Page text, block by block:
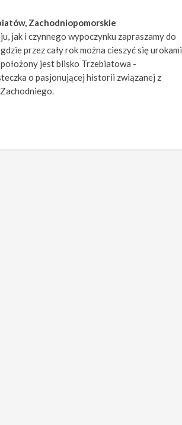
Zachodniopomorskie
jak i czynnego wypoczynku zapraszamy do
przez cały rok można cieszyć się urokami
jest blisko Trzebiatowa -
o pasjonującej historii związanej z